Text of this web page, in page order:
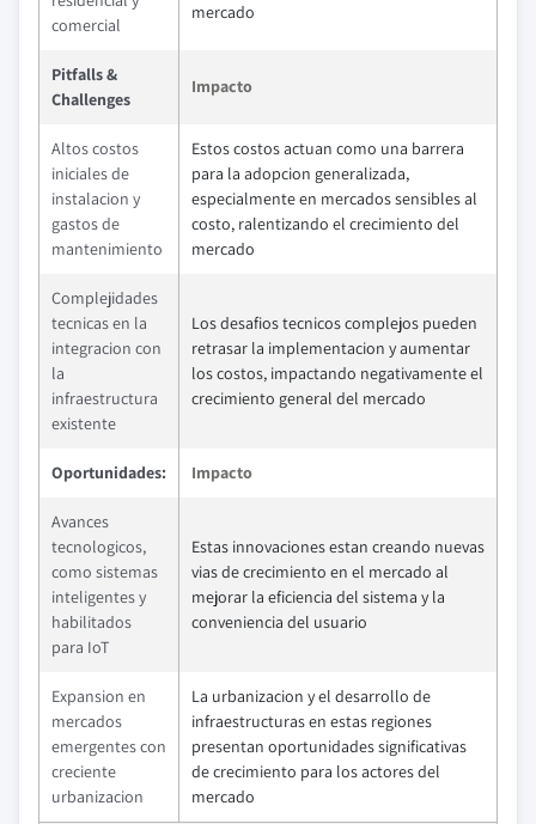
comercial
mercado
Pitfalls &
Challenges
Impacto
Altos costos
iniciales de
instalacion y
gastos de
mantenimiento
Estos costos actuan como una barrera
para la adopcion generalizada,
especialmente en mercados sensibles al
costo, ralentizando el crecimiento del
mercado
Complejidades
tecnicas en la
integracion con
la
infraestructura
existente
Los desafios tecnicos complejos pueden
retrasar la implementacion y aumentar
los costos, impactando negativamente el
crecimiento general del mercado
Oportunidades: Impacto
Avances
tecnologicos,
como sistemas
inteligentes y
habilitados
para IoT
Estas innovaciones estan creando nuevas
vias de crecimiento en el mercado al
mejorar la eficiencia del sistema y la
conveniencia del usuario
Expansion en
mercados
emergentes con
creciente
urbanizacion
La urbanizacion y el desarrollo de
infraestructuras en estas regiones
presentan oportunidades significativas
de crecimiento para los actores del
mercado